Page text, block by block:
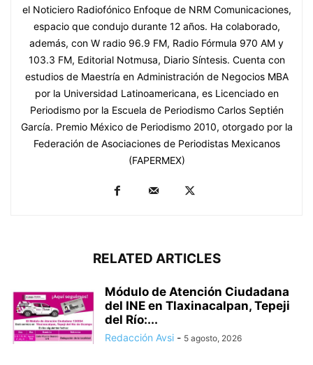
el Noticiero Radiofónico Enfoque de NRM Comunicaciones,
espacio que condujo durante 12 años. Ha colaborado,
además, con W radio 96.9 FM, Radio Fórmula 970 AM y
103.3 FM, Editorial Notmusa, Diario Síntesis. Cuenta con
estudios de Maestría en Administración de Negocios MBA
por la Universidad Latinoamericana, es Licenciado en
Periodismo por la Escuela de Periodismo Carlos Septién
García. Premio México de Periodismo 2010, otorgado por la
Federación de Asociaciones de Periodistas Mexicanos
(FAPERMEX)
RELATED ARTICLES
Módulo de Atención Ciudadana
del INE en Tlaxinacalpan, Tepeji
del Río:...
Redacción Avsi - 5 agosto, 2026